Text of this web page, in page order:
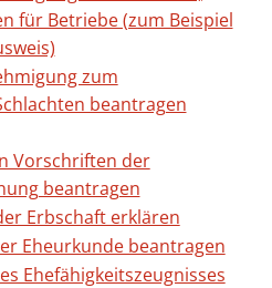
für Betriebe (zum Beispiel
zum
beantragen
Vorschriften der
beantragen
Erbschaft erklären
Eheurkunde beantragen
Ehefähigkeitszeugnisses